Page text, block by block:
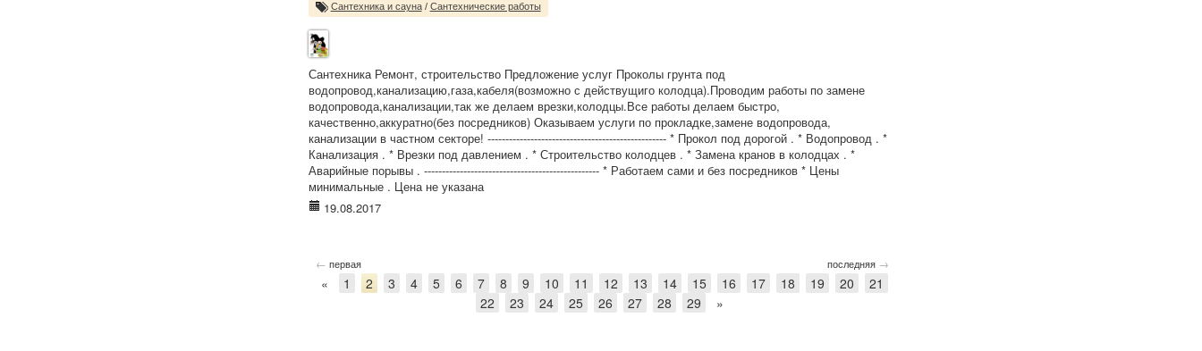
Сантехника и сауна/ Сантехнические работы
Сантехника Ремонт, строительство Предложение услуг Проколы грунта под
водопровод,канализацию,газа,кабеля(возможно с действущиго колодца).Проводим работы по замене
водопровода,канализации,так же делаем врезки,колодцы.Все работы делаем быстро,
качественно,аккуратно(без посредников) Оказываем услуги по прокладке,замене водопровода,
канализации в частном секторе! -------------------------------------------------- * Прокол под дорогой . * Водопровод . *
Канализация . * Врезки под давлением . * Строительство колодцев . * Замена кранов в колодцах . *
Аварийные порывы . ------------------------------------------------- * Работаем сами и без посредников * Цены
минимальные . Цена не указана
19.08.2017
← первая последняя →
« 1 2 3 4 5 6 7 8 9 10 11 12 13 14 15 16 17 18 19 20
21
22
23 24 25 26 27 28 29 »